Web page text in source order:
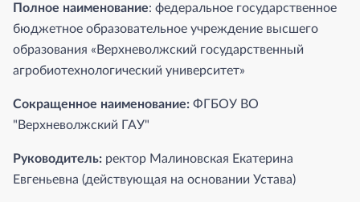
Полное наименование: федеральное государственное
бюджетное образовательное учреждение высшего
образования «Верхневолжский государственный
агробиотехнологический университет»
Сокращенное наименование: ФГБОУ ВО
"Верхневолжский ГАУ"
Руководитель: ректор Малиновская Екатерина
Евгеньевна (действующая на основании Устава)